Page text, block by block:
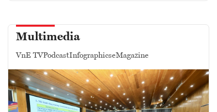
Multimedia
VnE TVPodcastInfographicseMagazine